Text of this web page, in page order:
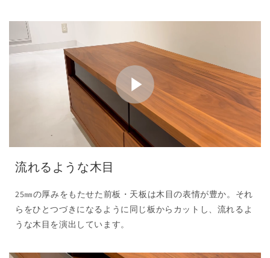
流れるような木目
25㎜の厚みをもたせた前板・天板は木目の表情が豊か。それ
らをひとつづきになるように同じ板からカットし、流れるよ
うな木目を演出しています。